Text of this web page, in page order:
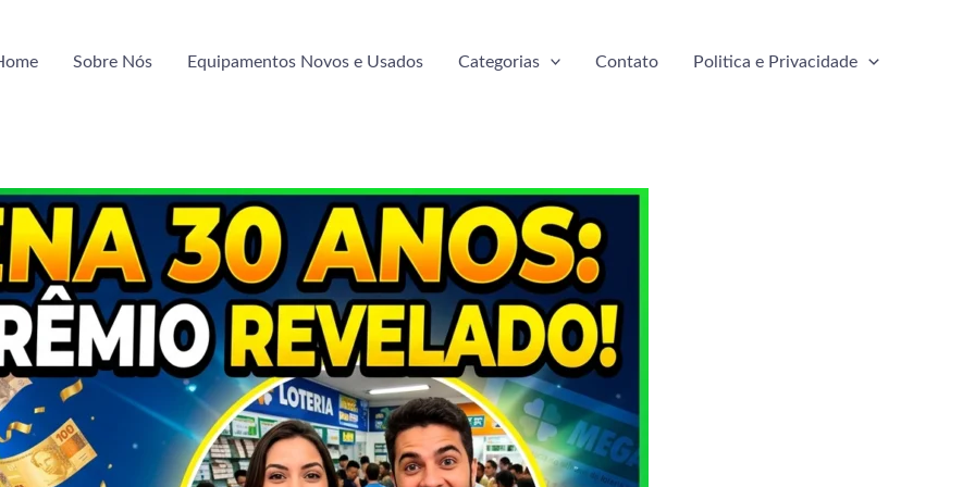
Sobre Nós Equipamentos Novos e Usados Categorias Contato Politica e Privacidade